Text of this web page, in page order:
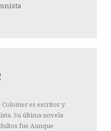
es escritor y
Su última novela
fue Aunque